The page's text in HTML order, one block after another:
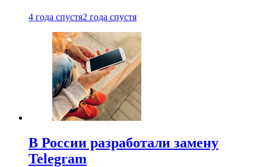
4 года спустя2 года спустя
В России разработали замену
Telegram